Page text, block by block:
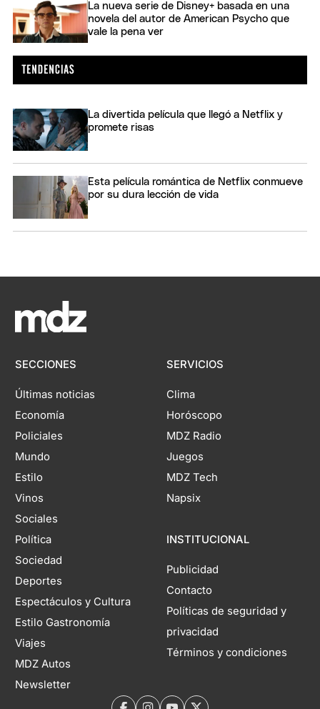
La nueva serie de Disney+ basada en una
novela del autor de American Psycho que
vale la pena ver
La divertida película que llegó a Netflix y
promete risas
Esta película romántica de Netflix conmueve
por su dura lección de vida
SECCIONES
Últimas noticias
Economía
Policiales
Mundo
Estilo
Vinos
Sociales
Política
Sociedad
Deportes
Espectáculos y Cultura
Estilo Gastronomía
Viajes
MDZ Autos
Newsletter
SERVICIOS
Clima
Horóscopo
MDZ Radio
Juegos
MDZ Tech
Napsix
INSTITUCIONAL
Publicidad
Contacto
Políticas de seguridad y
privacidad
Términos y condiciones